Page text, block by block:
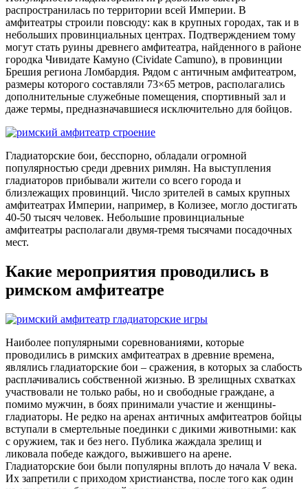
распространилась по территории всей Империи. В
амфитеатры строили повсюду: как в крупных городах, так и в
небольших провинциальных центрах. Подтверждением тому
могут стать руины древнего амфитеатра, найденного в районе
городка Чивидате Камуно (Cividate Camuno), в провинции
Брешия региона Ломбардия. Рядом с античным амфитеатром,
размеры которого составляли 73×65 метров, располагались
дополнительные служебные помещения, спортивный зал и
даже термы, предназначавшиеся исключительно для бойцов.
Гладиаторские бои, бесспорно, обладали огромной
популярностью среди древних римлян. На выступления
гладиаторов прибывали жители со всего города и
близлежащих провинций. Число зрителей в самых крупных
амфитеатрах Империи, например, в Колизее, могло достигать
40-50 тысяч человек. Небольшие провинциальные
амфитеатры располагали двумя-тремя тысячами посадочных
мест.
Какие мероприятия проводились в
римском амфитеатре
Наиболее популярными соревнованиями, которые
проводились в римских амфитеатрах в древние времена,
являлись гладиаторские бои – сражения, в которых за слабость
расплачивались собственной жизнью. В зрелищных схватках
участвовали не только рабы, но и свободные граждане, а
помимо мужчин, в боях принимали участие и женщины-
гладиаторы. Не редко на аренах античных амфитеатров бойцы
вступали в смертельные поединки с дикими животными: как
с оружием, так и без него. Публика жаждала зрелищ и
ликовала победе каждого, выжившего на арене.
Гладиаторские бои были популярны вплоть до начала V века.
Их запретили с приходом христианства, после того как один